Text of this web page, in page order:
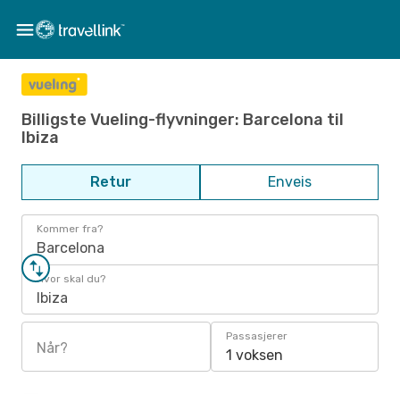
Billigste Vueling-flyvninger: Barcelona til
Ibiza
Retur Enveis
Kommer fra?
Barcelona
Hvor skal du?
Ibiza
Når?
Passasjerer
1 voksen